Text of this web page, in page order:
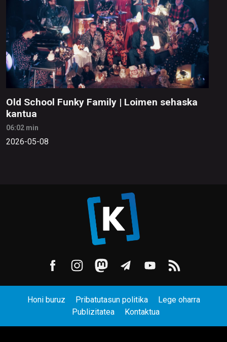
Old School Funky Family | Loimen sehaska
kantua
06:02 min
2026-05-08
Honi buruz Pribatutasun politika
Lege oharra
Publizitatea
Kontaktua